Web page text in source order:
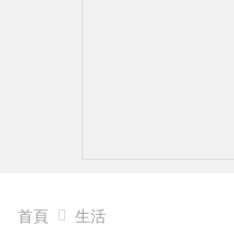
首頁 生活